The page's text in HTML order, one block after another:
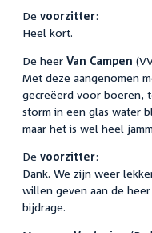
De voorzitter:
Heel kort.
De heer Van Campen
Met deze aangenomen
gecreëerd voor boeren,
storm in een glas water
maar het is wel heel
De voorzitter:
Dank. We zijn weer
willen geven aan de
bijdrage.